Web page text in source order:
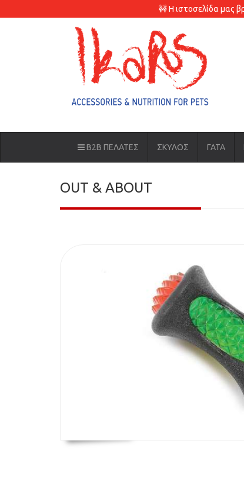
🚧 Η ιστοσελίδα μας
B2B ΠΕΛΑΤΕΣ ΣΚΥΛΟΣ ΓΑΤΑ
OUT & ABOUT